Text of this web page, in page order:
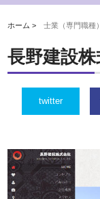
ホーム >士業（専門職種）
長野建設
twitter